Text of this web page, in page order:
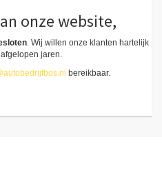
onze website,
. Wij willen onze klanten hartelijk
jaren.
bereikbaar.